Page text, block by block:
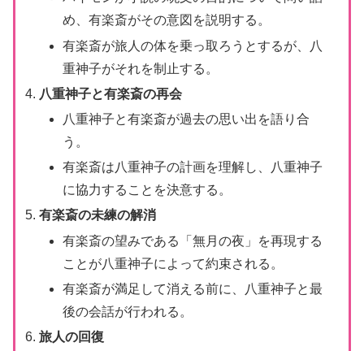
め、有楽斎がその意図を説明する。
有楽斎が旅人の体を乗っ取ろうとするが、八
重神子がそれを制止する。
八重神子と有楽斎の再会
八重神子と有楽斎が過去の思い出を語り合
う。
有楽斎は八重神子の計画を理解し、八重神子
に協力することを決意する。
有楽斎の未練の解消
有楽斎の望みである「無月の夜」を再現する
ことが八重神子によって約束される。
有楽斎が満足して消える前に、八重神子と最
後の会話が行われる。
旅人の回復